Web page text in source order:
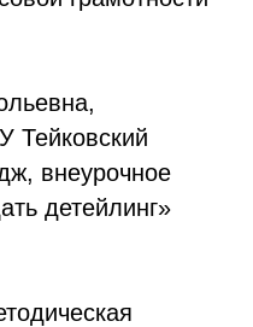
Тейковский
внеурочное
детейлинг»